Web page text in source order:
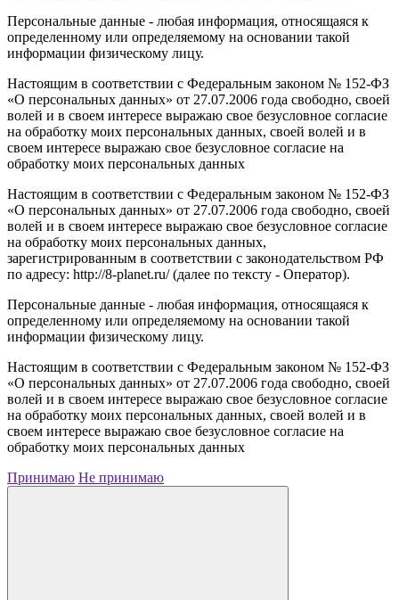
Персональные данные - любая информация, относящаяся к
определенному или определяемому на основании такой
информации физическому лицу.
Настоящим в соответствии с Федеральным законом № 152-ФЗ
«О персональных данных» от 27.07.2006 года свободно, своей
волей и в своем интересе выражаю свое безусловное согласие
на обработку моих персональных данных, своей волей и в
своем интересе выражаю свое безусловное согласие на
обработку моих персональных данных
Настоящим в соответствии с Федеральным законом № 152-ФЗ
«О персональных данных» от 27.07.2006 года свободно, своей
волей и в своем интересе выражаю свое безусловное согласие
на обработку моих персональных данных,
зарегистрированным в соответствии с законодательством РФ
по адресу: http://8-planet.ru/ (далее по тексту - Оператор).
Персональные данные - любая информация, относящаяся к
определенному или определяемому на основании такой
информации физическому лицу.
Настоящим в соответствии с Федеральным законом № 152-ФЗ
«О персональных данных» от 27.07.2006 года свободно, своей
волей и в своем интересе выражаю свое безусловное согласие
на обработку моих персональных данных, своей волей и в
своем интересе выражаю свое безусловное согласие на
обработку моих персональных данных
Принимаю Не принимаю